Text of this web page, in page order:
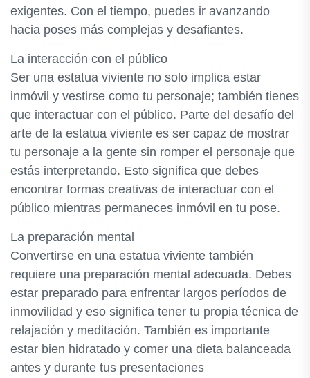
exigentes. Con el tiempo, puedes ir avanzando
hacia poses más complejas y desafiantes.
La interacción con el público
Ser una estatua viviente no solo implica estar
inmóvil y vestirse como tu personaje; también tienes
que interactuar con el público. Parte del desafío del
arte de la estatua viviente es ser capaz de mostrar
tu personaje a la gente sin romper el personaje que
estás interpretando. Esto significa que debes
encontrar formas creativas de interactuar con el
público mientras permaneces inmóvil en tu pose.
La preparación mental
Convertirse en una estatua viviente también
requiere una preparación mental adecuada. Debes
estar preparado para enfrentar largos períodos de
inmovilidad y eso significa tener tu propia técnica de
relajación y meditación. También es importante
estar bien hidratado y comer una dieta balanceada
antes y durante tus presentaciones